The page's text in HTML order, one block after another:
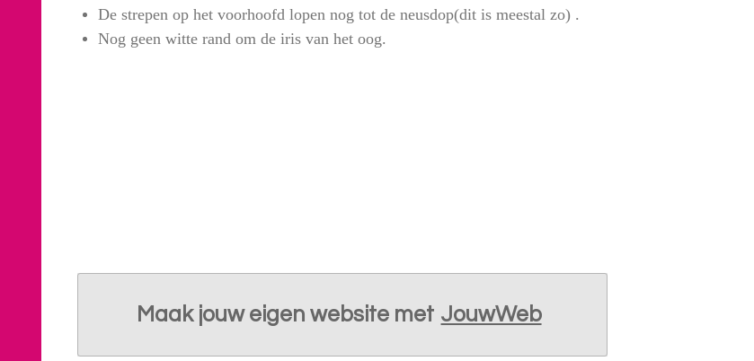
De strepen op het voorhoofd lopen nog tot de neusdop(dit is meestal zo) .
Nog geen witte rand om de iris van het oog.
Maak jouw eigen website met JouwWeb